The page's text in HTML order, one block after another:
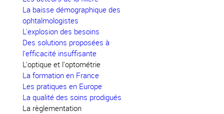
La baisse démographique des
ophtalmologistes
L'explosion des besoins
Des solutions proposées à
l'efficacité insuffisante
L'optique et l'optométrie
La formation en France
Les pratiques en Europe
La qualité des soins prodigués
La règlementation